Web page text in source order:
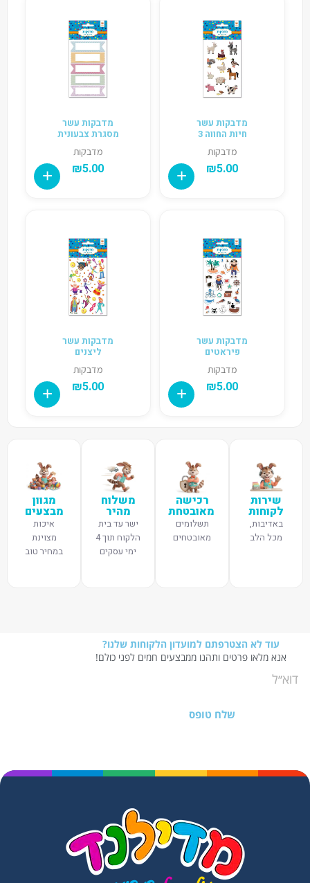
מדבקות עשר
חיות החווה 3
מדבקות
₪5.00
מדבקות עשר
מסגרת צבעונית
מדבקות
₪5.00
מדבקות עשר
פיראטים
מדבקות
₪5.00
מדבקות עשר
ליצנים
מדבקות
₪5.00
שירות
לקוחות
באדיבות,
מכל הלב
רכישה
מאובטחת
תשלומים
מאובטחים
משלוח
מהיר
ישר עד בית
הלקוח תוך 4
ימי עסקים
מגוון
מבצעים
איכות
מצוינת
במחיר טוב
עוד לא הצטרפתם למועדון הלקוחות שלנו?
אנא מלאו פרטים ותהנו ממבצעים חמים לפני כולם!
שלח טופס